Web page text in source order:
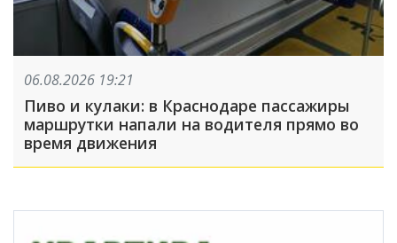
06.08.2026 19:21
Пиво и кулаки: в Краснодаре пассажиры
маршрутки напали на водителя прямо во
время движения